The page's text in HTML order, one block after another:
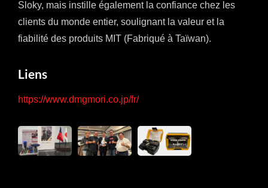
Sloky, mais instille également la confiance chez les
clients du monde entier, soulignant la valeur et la
fiabilité des produits MIT (Fabriqué à Taïwan).
Liens
https://www.dmgmori.co.jp/fr/